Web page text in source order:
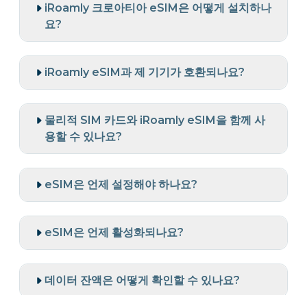
iRoamly 크로아티아 eSIM은 어떻게 설치하나
요?
iRoamly eSIM과 제 기기가 호환되나요?
물리적 SIM 카드와 iRoamly eSIM을 함께 사
용할 수 있나요?
eSIM은 언제 설정해야 하나요?
eSIM은 언제 활성화되나요?
데이터 잔액은 어떻게 확인할 수 있나요?